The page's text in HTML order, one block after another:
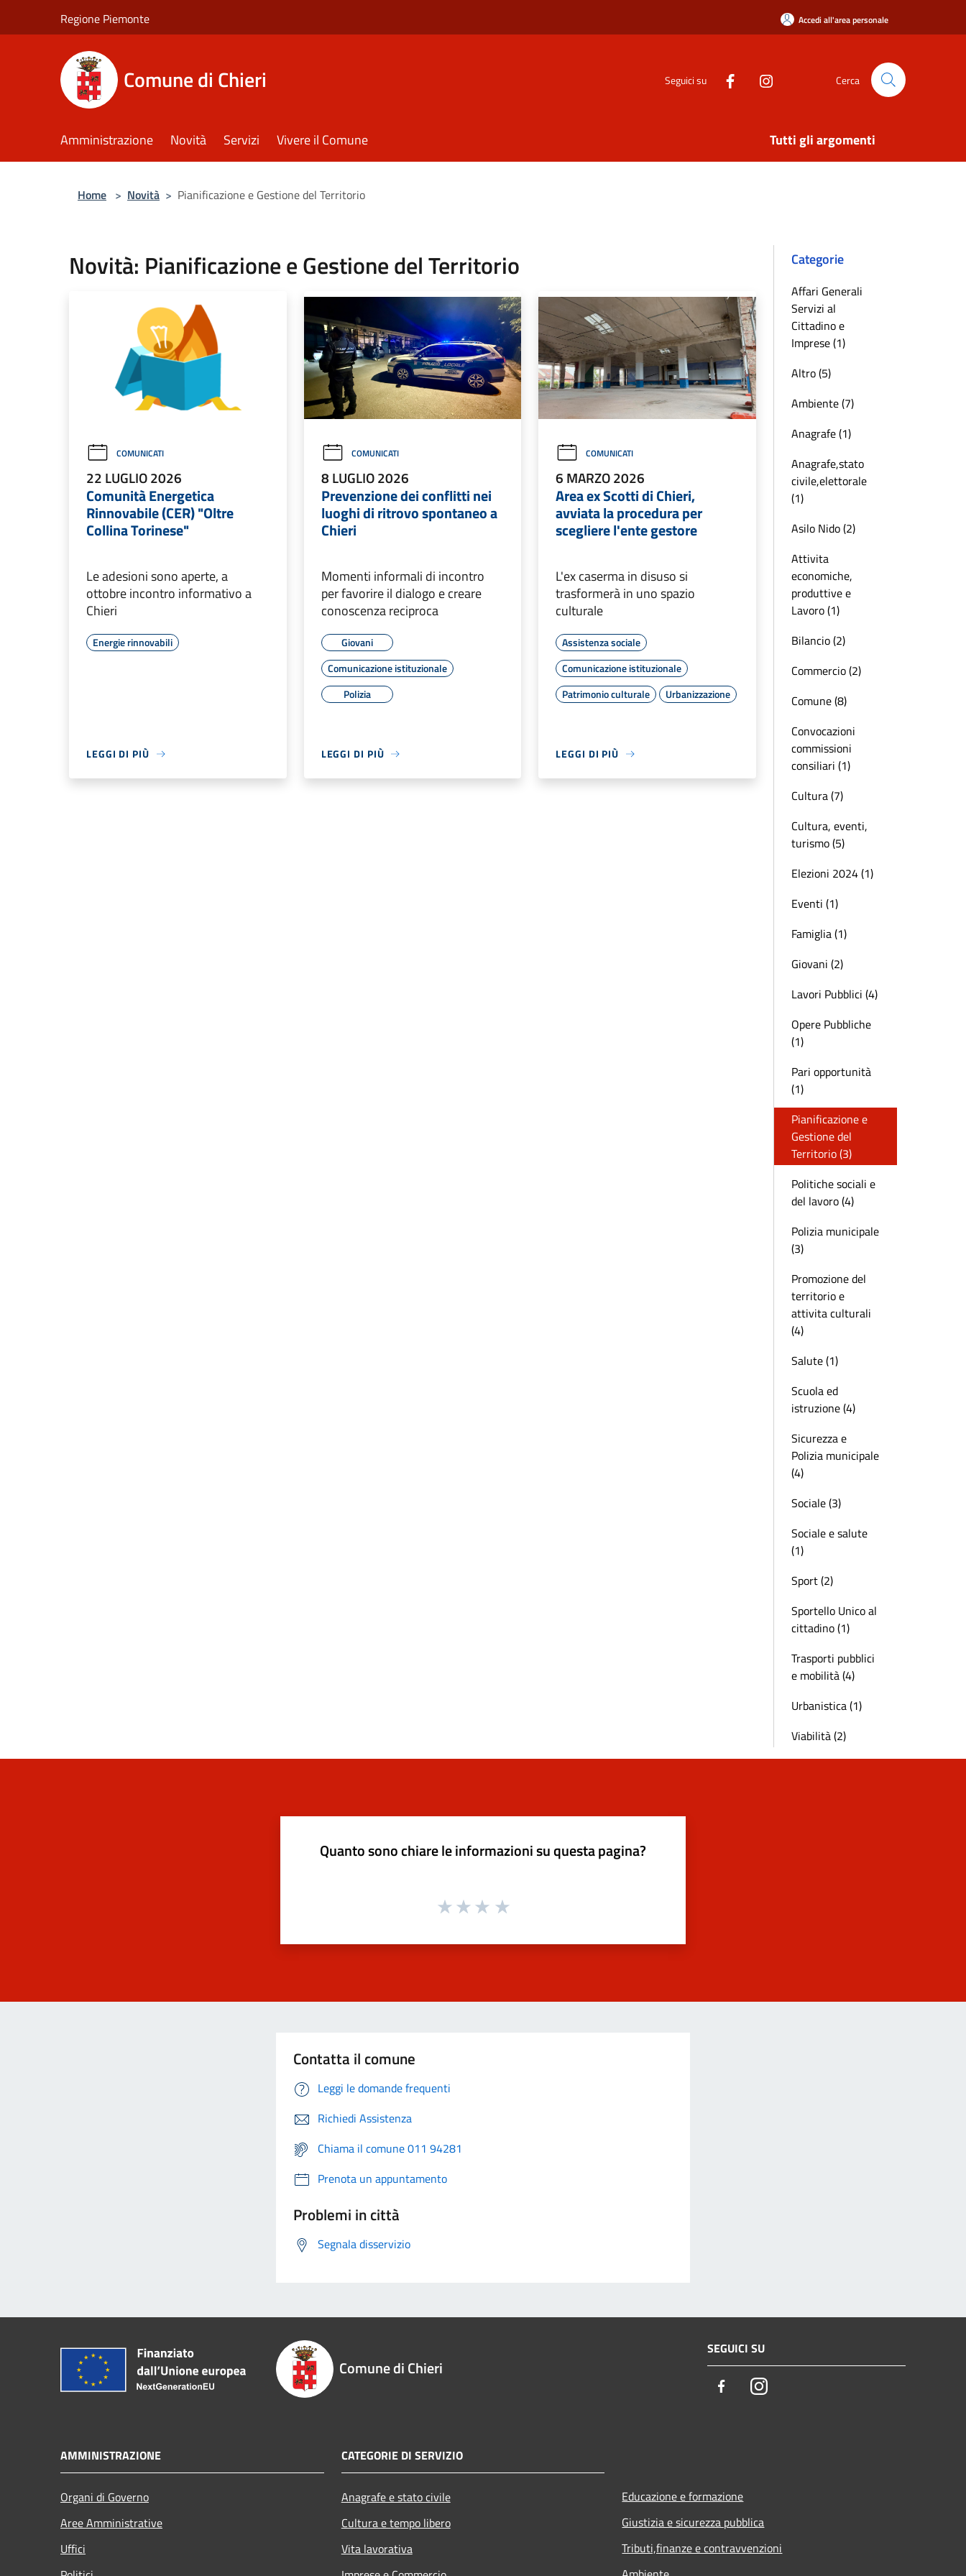
Regione Piemonte Accedi all'area personale
Comune di Chieri Seguici su Cerca
Amministrazione Novità Servizi Vivere il Comune Tutti gli argomenti
Home > Novità > Pianificazione e Gestione del Territorio
Novità: Pianificazione e Gestione del Territorio
COMUNICATI
22 LUGLIO 2026
Comunità Energetica
Rinnovabile (CER) "Oltre
Collina Torinese"
Le adesioni sono aperte, a
ottobre incontro informativo a
Chieri
Energie rinnovabili
LEGGI DI PIÙ
COMUNICATI
8 LUGLIO 2026
Prevenzione dei conflitti nei
luoghi di ritrovo spontaneo a
Chieri
Momenti informali di incontro
per favorire il dialogo e creare
conoscenza reciproca
Giovani
Comunicazione istituzionale
Polizia
LEGGI DI PIÙ
COMUNICATI
6 MARZO 2026
Area ex Scotti di Chieri,
avviata la procedura per
scegliere l'ente gestore
L'ex caserma in disuso si
trasformerà in uno spazio
culturale
Assistenza sociale
Comunicazione istituzionale
Patrimonio culturale
Urbanizzazione
LEGGI DI PIÙ
Categorie
Affari Generali
Servizi al
Cittadino e
Imprese (1)
Altro (5)
Ambiente (7)
Anagrafe (1)
Anagrafe,stato
civile,elettorale
(1)
Asilo Nido (2)
Attivita
economiche,
produttive e
Lavoro (1)
Bilancio (2)
Commercio (2)
Comune (8)
Convocazioni
commissioni
consiliari (1)
Cultura (7)
Cultura, eventi,
turismo (5)
Elezioni 2024 (1)
Eventi (1)
Famiglia (1)
Giovani (2)
Lavori Pubblici (4)
Opere Pubbliche
(1)
Pari opportunità
(1)
Pianificazione e
Gestione del
Territorio (3)
Politiche sociali e
del lavoro (4)
Polizia municipale
(3)
Promozione del
territorio e
attivita culturali
(4)
Salute (1)
Scuola ed
istruzione (4)
Sicurezza e
Polizia municipale
(4)
Sociale (3)
Sociale e salute
(1)
Sport (2)
Sportello Unico al
cittadino (1)
Trasporti pubblici
e mobilità (4)
Urbanistica (1)
Viabilità (2)
Quanto sono chiare le informazioni su questa pagina?
Contatta il comune
Leggi le domande frequenti
Richiedi Assistenza
Chiama il comune 011 94281
Prenota un appuntamento
Problemi in città
Segnala disservizio
Comune di Chieri
SEGUICI SU
FacebookInstagram
AMMINISTRAZIONE
Organi di Governo
Aree Amministrative
Uffici
CATEGORIE DI SERVIZIO
Anagrafe e stato civile
Cultura e tempo libero
Vita lavorativa
Educazione e formazione
Giustizia e sicurezza pubblica
Tributi,finanze e contravvenzioni